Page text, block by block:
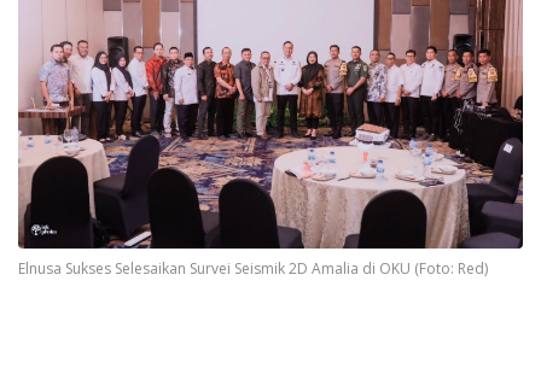
Elnusa Sukses Selesaikan Survei Seismik 2D Amalia di OKU (Foto: Red)